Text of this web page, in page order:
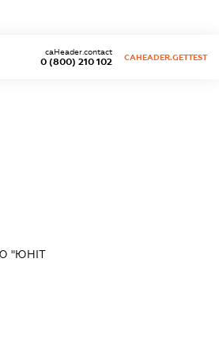
0 (800) 210 102
caHeader.contact
CAHEADER.GETTEST
"ЮНІТ